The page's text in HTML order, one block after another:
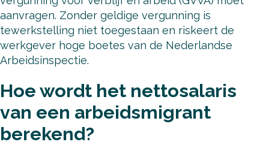
aanvragen. Zonder geldige vergunning is
tewerkstelling niet toegestaan en riskeert de
werkgever hoge boetes van de Nederlandse
Arbeidsinspectie.
Hoe wordt het nettosalaris
van een arbeidsmigrant
berekend?